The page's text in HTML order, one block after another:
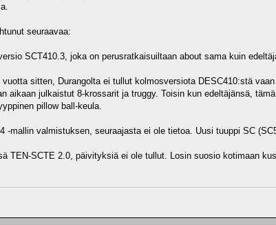
seuraavaa:
SCT410.3, joka on perusratkaisuiltaan about sama kuin
sitten, Durangolta ei tullut kolmosversiota DESC410:stä
aikaan julkaistut 8-krossarit ja truggy. Toisin kun edeltäjänsä,
pillow ball-keula.
-mallin valmistuksen, seuraajasta ei ole tietoa. Uusi tuuppi SC
TEN-SCTE 2.0, päivityksiä ei ole tullut. Losin suosio kotimaan